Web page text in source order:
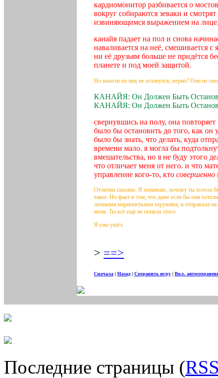
кардиомонитор разбивается о
вокруг собираются зеваки и
извиняющимся выражением на
канайя падает на пол и снова
наваливается на неё, смешивается
ни её друзьям больше не придётся
планете и под моей защитой.
Но многие из них не останутся, верно? Они не
КАНАЙЯ: Он Должен Быть
КАНАЙЯ: Он Должен Быть
свернувшись на полу, она
было бы остановить до того, как
было бы знать, что делать, куда
времени мало. я могла бы
вмешательства, но я не буду этого
что отличает меня от него. и что
управление кого-то, кто совершенно
Отлично сказано. Я понимаю, почему ты хотела
такое. Но факт в том, что даже если бы они
личными марионетками херувима, и отправила
меня. Ты всё ещё не поняла этого.
Я уже ушёл.
> ==>
Сначала | Назад | Сохранить игру | Вкл.
Последние страницы (